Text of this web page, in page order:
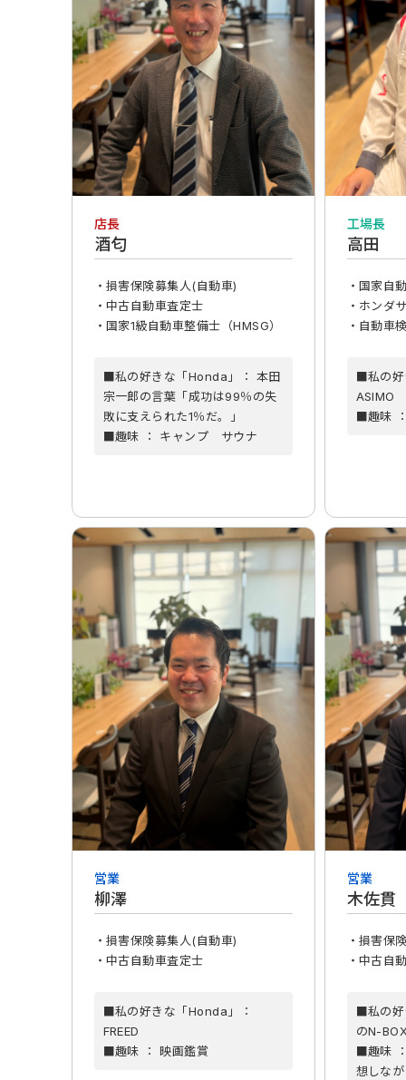
店長
酒匂
・損害保険募集人(自動車)
・中古自動車査定士
・国家1級自動車整備士（HMSG）
■私の好きな「Honda」： 本田
宗一郎の言葉「成功は99％の失
敗に支えられた1％だ。」
■趣味 ： キャンプ サウナ
工場長
高田
・国家自
・ホンダ
・自動車
■私の好
ASIMO
■趣味
営業
柳澤
・損害保険募集人(自動車)
・中古自動車査定士
■私の好きな「Honda」：
FREED
■趣味 ： 映画鑑賞
営業
木佐
・損害保
・中古自
■私の好
のN-
■趣味
想しな